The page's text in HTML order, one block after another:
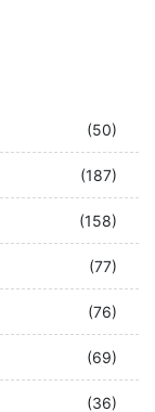
(50)
(187)
(158)
(77)
(76)
(69)